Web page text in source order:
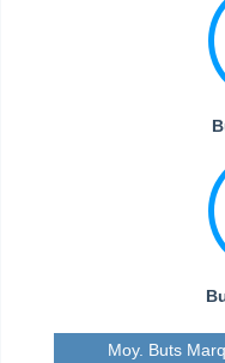
Moy. Buts